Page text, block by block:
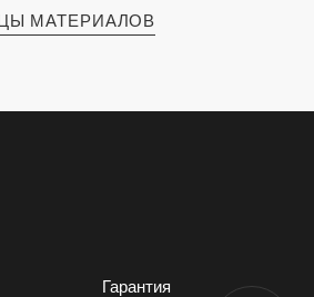
МАТЕРИАЛОВ
Гарантия